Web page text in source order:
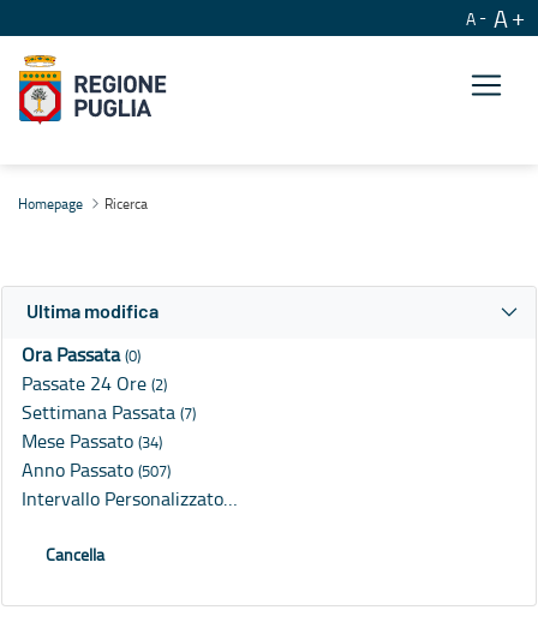
A A
Homepage Ricerca
Ultima modifica
Ora Passata(0)
Passate 24 Ore (2)
Settimana Passata (7)
Mese Passato (34)
Anno Passato (507)
Intervallo Personalizzato…
Cancella